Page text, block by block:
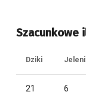
Szacunkowe
Dziki
21 6